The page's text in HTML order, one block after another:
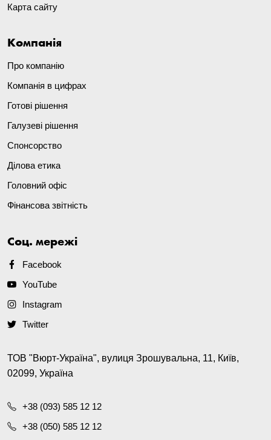
Карта сайту
Компанія
Про компанію
Компанія в цифрах
Готові рішення
Галузеві рішення
Спонсорство
Ділова етика
Головний офіс
Фінансова звітність
Соц. мережі
Facebook
YouTube
Instagram
Twitter
ТОВ "Вюрт-Україна", вулиця Зрошувальна, 11, Київ,
02099, Україна
+38 (093) 585 12 12
+38 (050) 585 12 12